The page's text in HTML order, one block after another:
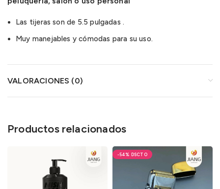
Las tijeras son de 5.5 pulgadas .
Muy manejables y cómodas para su uso.
VALORACIONES (0)
Productos relacionados
-54%